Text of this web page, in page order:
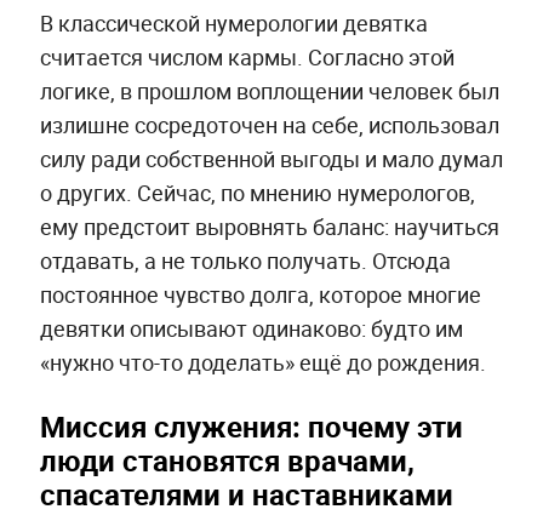
В классической нумерологии девятка
считается числом кармы. Согласно этой
логике, в прошлом воплощении человек был
излишне сосредоточен на себе, использовал
силу ради собственной выгоды и мало думал
о других. Сейчас, по мнению нумерологов,
ему предстоит выровнять баланс: научиться
отдавать, а не только получать. Отсюда
постоянное чувство долга, которое многие
девятки описывают одинаково: будто им
«нужно что-то доделать» ещё до рождения.
Миссия служения: почему эти
люди становятся врачами,
спасателями и наставниками